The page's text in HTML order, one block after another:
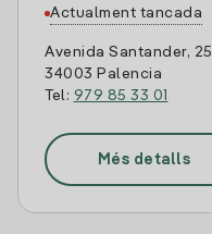
Actualment tancada
Avenida Santander, 25
34003 Palencia
Tel: 979 85 33 01
Més detalls